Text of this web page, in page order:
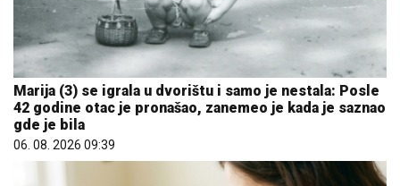
Marija (3) se igrala u dvorištu i samo je nestala: Posle
42 godine otac je pronašao, zanemeo je kada je saznao
gde je bila
06. 08. 2026 09:39